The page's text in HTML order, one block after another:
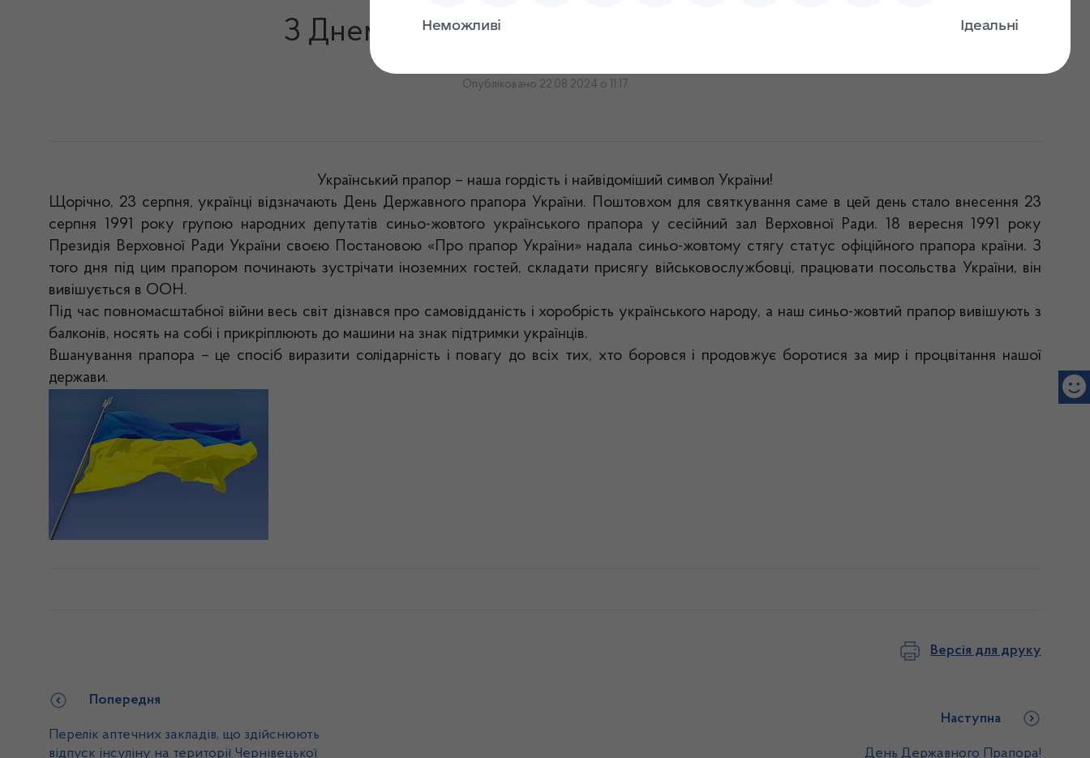
З Днем Державного прапора України!
Опубліковано 22.08.2024 о 11:17
Український прапор – наша гордість і найвідоміший символ України!
Щорічно, 23 серпня, українці відзначають День Державного прапора України. Поштовхом для святкування саме в цей день стало внесення 23
серпня 1991 року групою народних депутатів синьо-жовтого українського прапора у сесійний зал Верховної Ради. 18 вересня 1991 року
Президія Верховної Ради України своєю Постановою «Про прапор України» надала синьо-жовтому стягу статус офіційного прапора країни. З
того дня під цим прапором починають зустрічати іноземних гостей, складати присягу військовослужбовці, працювати посольства України, він
вивішується в ООН.
Під час повномасштабної війни весь світ дізнався про самовідданість і хоробрість українського народу, а наш синьо-жовтий прапор вивішують з
балконів, носять на собі і прикріплюють до машини на знак підтримки українців.
Вшанування прапора – це спосіб виразити солідарність і повагу до всіх тих, хто боровся і продовжує боротися за мир і процвітання нашої
держави.
Версія для друку
Попередня
Перелік аптечних закладів, що здійснюють
відпуск інсуліну на території Чернівецької
Наступна
День Державного Прапора!